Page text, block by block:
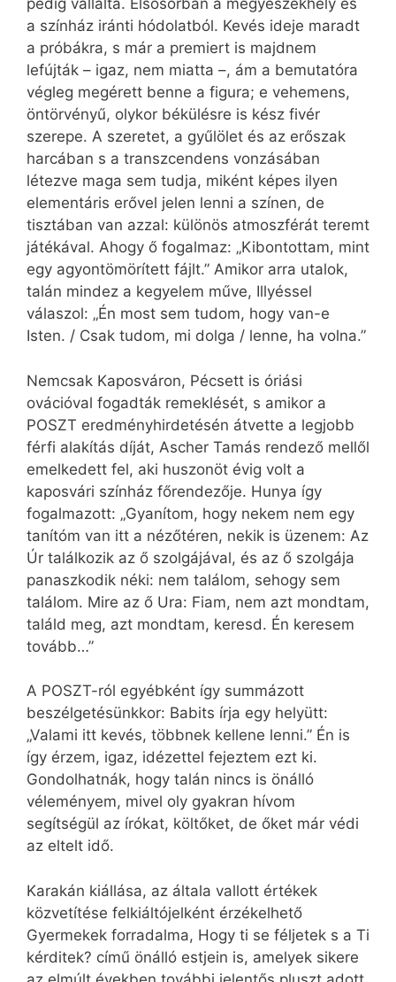
pedig vállalta. Elsősorban a megyeszékhely és
a színház iránti hódolatból. Kevés ideje maradt
a próbákra, s már a premiert is majdnem
lefújták – igaz, nem miatta –, ám a bemutatóra
végleg megérett benne a figura; e vehemens,
öntörvényű, olykor békülésre is kész fivér
szerepe. A szeretet, a gyűlölet és az erőszak
harcában s a transzcendens vonzásában
létezve maga sem tudja, miként képes ilyen
elementáris erővel jelen lenni a színen, de
tisztában van azzal: különös atmoszférát teremt
játékával. Ahogy ő fogalmaz: „Kibontottam, mint
egy agyontömörített fájlt.” Amikor arra utalok,
talán mindez a kegyelem műve, Illyéssel
válaszol: „Én most sem tudom, hogy van-e
Isten. / Csak tudom, mi dolga / lenne, ha volna.”
Nemcsak Kaposváron, Pécsett is óriási
ovációval fogadták remeklését, s amikor a
POSZT eredményhirdetésén átvette a legjobb
férfi alakítás díját, Ascher Tamás rendező mellől
emelkedett fel, aki huszonöt évig volt a
kaposvári színház főrendezője. Hunya így
fogalmazott: „Gyanítom, hogy nekem nem egy
tanítóm van itt a nézőtéren, nekik is üzenem: Az
Úr találkozik az ő szolgájával, és az ő szolgája
panaszkodik néki: nem találom, sehogy sem
találom. Mire az ő Ura: Fiam, nem azt mondtam,
találd meg, azt mondtam, keresd. Én keresem
tovább…”
A POSZT-ról egyébként így summázott
beszélgetésünkkor: Babits írja egy helyütt:
„Valami itt kevés, többnek kellene lenni.” Én is
így érzem, igaz, idézettel fejeztem ezt ki.
Gondolhatnák, hogy talán nincs is önálló
véleményem, mivel oly gyakran hívom
segítségül az írókat, költőket, de őket már védi
az eltelt idő.
Karakán kiállása, az általa vallott értékek
közvetítése felkiáltójelként érzékelhető
Gyermekek forradalma, Hogy ti se féljetek s a Ti
kérditek? című önálló estjein is, amelyek sikere